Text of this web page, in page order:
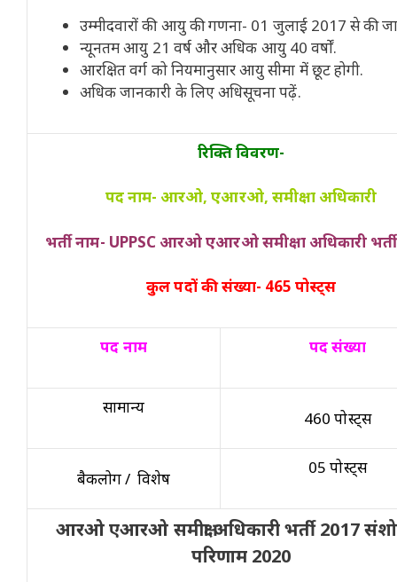
उम्मीदवारों की आयु की गणना- 01 जुलाई 2017 से की
न्यूनतम आयु 21 वर्ष और अधिक आयु 40 वर्षों.
आरक्षित वर्ग को नियमानुसार आयु सीमा में छूट होगी.
अधिक जानकारी के लिए अधिसूचना पढ़ें.
रिक्ति विवरण-
पद नाम- आरओ, एआरओ, समीक्षा अधिकारी
भर्ती नाम- UPPSC आरओ एआरओ समीक्षा अधिकारी
कुल पदों की संख्या- 465 पोस्ट्स
पद नाम पद संख्या
सामान्य
460 पोस्ट्स
बैकलोग / विशेष
05 पोस्ट्स
आरओ एआरओ समीक्षा अधिकारी भर्ती 2017
परिणाम 2020